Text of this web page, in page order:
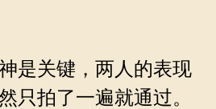
是关键，两人的表现
只拍了一遍就通过。